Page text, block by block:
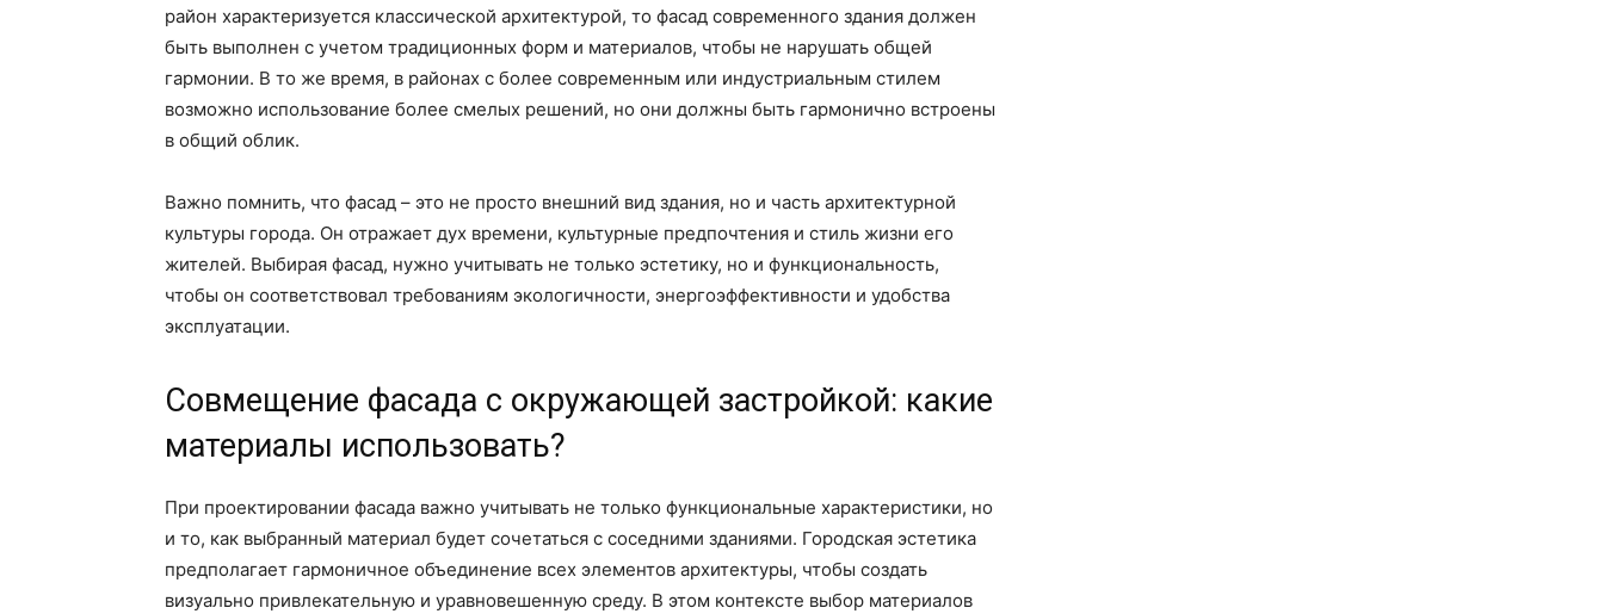
район характеризуется классической архитектурой, то фасад современного здания должен
быть выполнен с учетом традиционных форм и материалов, чтобы не нарушать общей
гармонии. В то же время, в районах с более современным или индустриальным стилем
возможно использование более смелых решений, но они должны быть гармонично встроены
в общий облик.
Важно помнить, что фасад – это не просто внешний вид здания, но и часть архитектурной
культуры города. Он отражает дух времени, культурные предпочтения и стиль жизни его
жителей. Выбирая фасад, нужно учитывать не только эстетику, но и функциональность,
чтобы он соответствовал требованиям экологичности, энергоэффективности и удобства
эксплуатации.
Совмещение фасада с окружающей застройкой: какие
материалы использовать?
При проектировании фасада важно учитывать не только функциональные характеристики, но
и то, как выбранный материал будет сочетаться с соседними зданиями. Городская эстетика
предполагает гармоничное объединение всех элементов архитектуры, чтобы создать
визуально привлекательную и уравновешенную среду. В этом контексте выбор материалов